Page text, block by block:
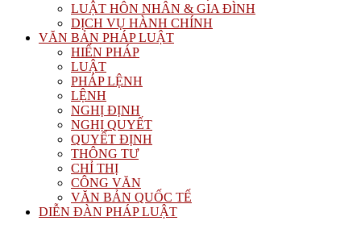
LUẬT HÔN NHÂN & GIA ĐÌNH
DỊCH VỤ HÀNH CHÍNH
VĂN BẢN PHÁP LUẬT
HIẾN PHÁP
LUẬT
PHÁP LỆNH
LỆNH
NGHỊ ĐỊNH
NGHỊ QUYẾT
QUYẾT ĐỊNH
THÔNG TƯ
CHỈ THỊ
CÔNG VĂN
VĂN BẢN QUỐC TẾ
DIỄN ĐÀN PHÁP LUẬT